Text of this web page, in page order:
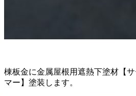
棟板金に金属屋根用遮熱下塗材【
マー】塗装します。